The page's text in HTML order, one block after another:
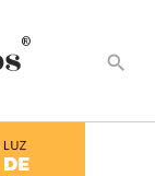
®
search